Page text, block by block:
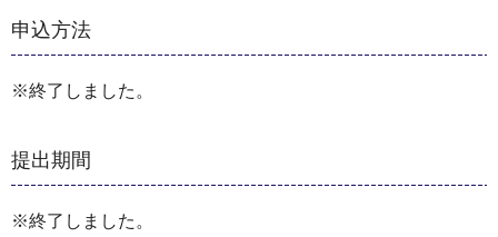
申込方法
※終了しました。
提出期間
※終了しました。